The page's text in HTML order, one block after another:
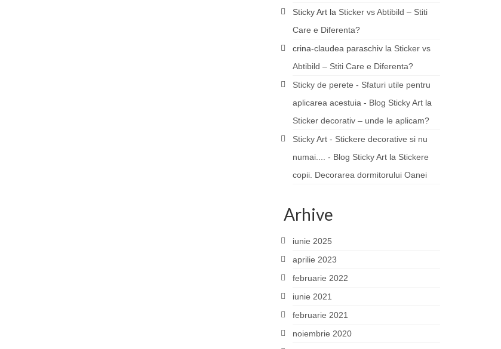
Sticky Artla Sticker vs Abtibild – Stiti
Care e Diferenta?
crina-claudea paraschivla Sticker vs
Abtibild – Stiti Care e Diferenta?
Sticky de perete - Sfaturi utile pentru
aplicarea acestuia - Blog Sticky Artla
Sticker decorativ – unde le aplicam?
Sticky Art - Stickere decorative si nu
numai.... - Blog Sticky Artla Stickere
copii. Decorarea dormitorului Oanei
Arhive
iunie 2025
aprilie 2023
februarie 2022
iunie 2021
februarie 2021
noiembrie 2020